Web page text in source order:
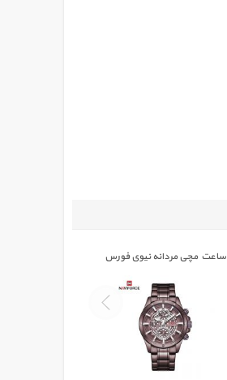
ساعت مچی مردانه نیوی فورس